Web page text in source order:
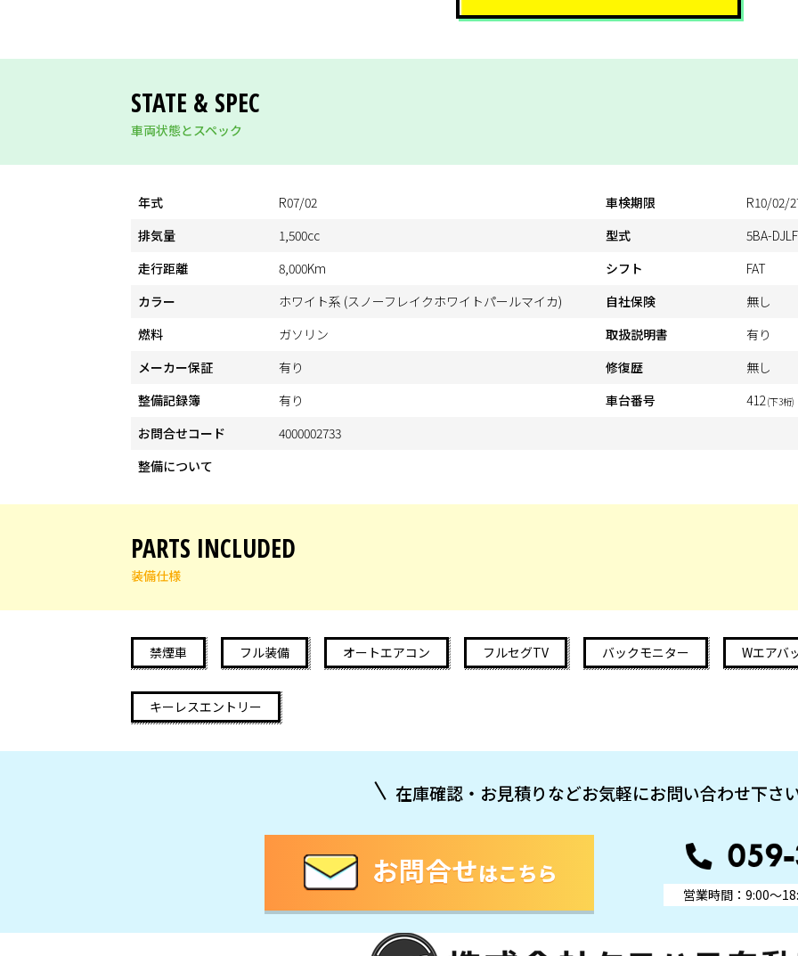
STATE & SPEC
車両状態とスペック
年式 R07/02 車検期限
R10/02/
排気量
1,500cc 型式
5BA-
走行距離
8,000Km シフト
FAT
カラー
ホワイト系 (スノーフレイクホワイトパールマイカ) 自社保険
無し
燃料
ガソリン 取扱説明書
有り
メーカー保証
有り 修復歴
無し
整備記録簿
有り 車台番号 412(下3桁)
お問合せコード
4000002733
整備について
PARTS INCLUDED
装備仕様
禁煙車 フル装備 オートエアコン フルセグTV バックモニター Wエアバ
キーレスエントリー
在庫確認・お見積りなどお気軽にお問い合わせ下さ
営業時間：9:00～